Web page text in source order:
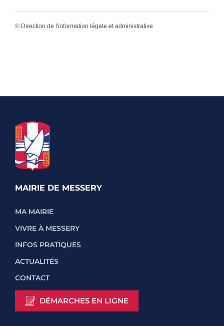
© Direction de l'information légale et administrative
MAIRIE DE MESSERY
MA MAIRIE
VIVRE À MESSERY
INFOS PRATIQUES
ACTUALITÉS
CONTACT
DÉMARCHES EN LIGNE